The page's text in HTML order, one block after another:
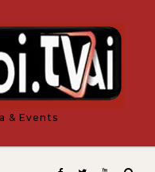
& Events